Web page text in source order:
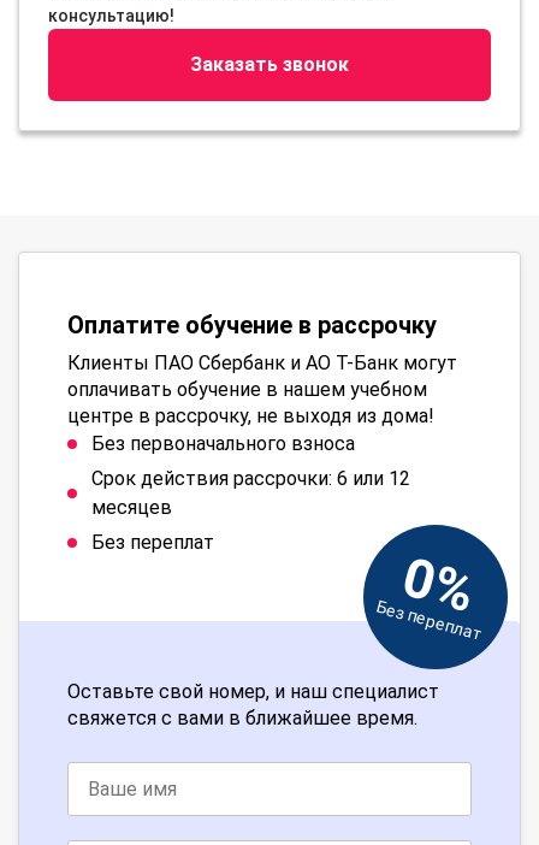
консультацию!
Заказать звонок
Оплатите обучение в рассрочку
Клиенты ПАО Сбербанк и АО Т-Банк могут
оплачивать обучение в нашем учебном
центре в рассрочку, не выходя из дома!
Без первоначального взноса
Срок действия рассрочки: 6 или 12
месяцев
Без переплат
0%
Без переплат
Оставьте свой номер, и наш специалист
свяжется с вами в ближайшее время.